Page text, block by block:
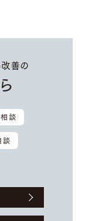
改善の
相談
談